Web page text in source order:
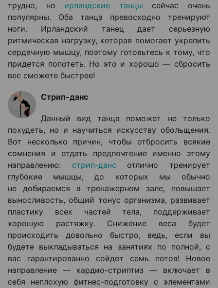
трудно, но ирландские танцы сейчас очень
популярны. Оба танца превосходно тренируют
ноги. Ирландский танец дает серьезную
ритмическая нагрузку, которая помогает укрепить
сердечную мышцу, поэтому готовьтесь к тому, что
придется попотеть. Но это и хорошо ― сбросить
вес сможете быстрее!
Стрип-данс
Данный вид танца поможет не только
похудеть, но и научиться искусству обольщения.
Вот несколько причин, чтобы отбросить всякие
сомнения и отдать предпочтение именно этому
направлению: стрип-данс отлично тренирует
глубокие мышцы, до которых мы обычно
не добираемся в тренажерном зале, повышает
выносливость, общий тонус организма, развивает
пластику всех частей тела, поддерживает
хорошую растяжку. Снижение веса будет
происходить довольно быстро, ведь, если вы
будете выкладываться на занятиях по полной, с
вас гарантированно сойдет семь потов! Новое
направление ― кардио-стриптиз ― включает в
себя неплохую фитнес-подготовку с элементами